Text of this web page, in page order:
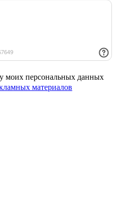
моих персональных данных
материалов